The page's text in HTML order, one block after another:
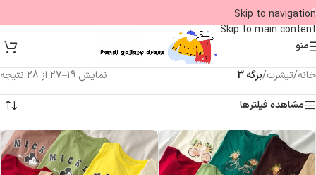
Skip to navigation
Skip to main content
09
منو
خانه/تیشرت/برگه 3
نمایش 19–27 از 28 نتیجه
مشاهده فیلترها